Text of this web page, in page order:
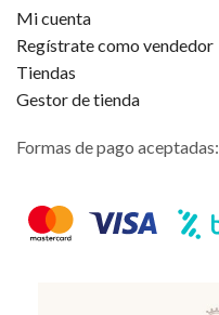
Mi cuenta
Regístrate como vendedor
Tiendas
Gestor de tienda
Formas de pago aceptadas: